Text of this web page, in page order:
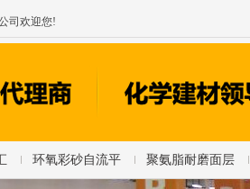
司欢迎您!
环氧彩砂自流平 聚氨脂耐磨面层